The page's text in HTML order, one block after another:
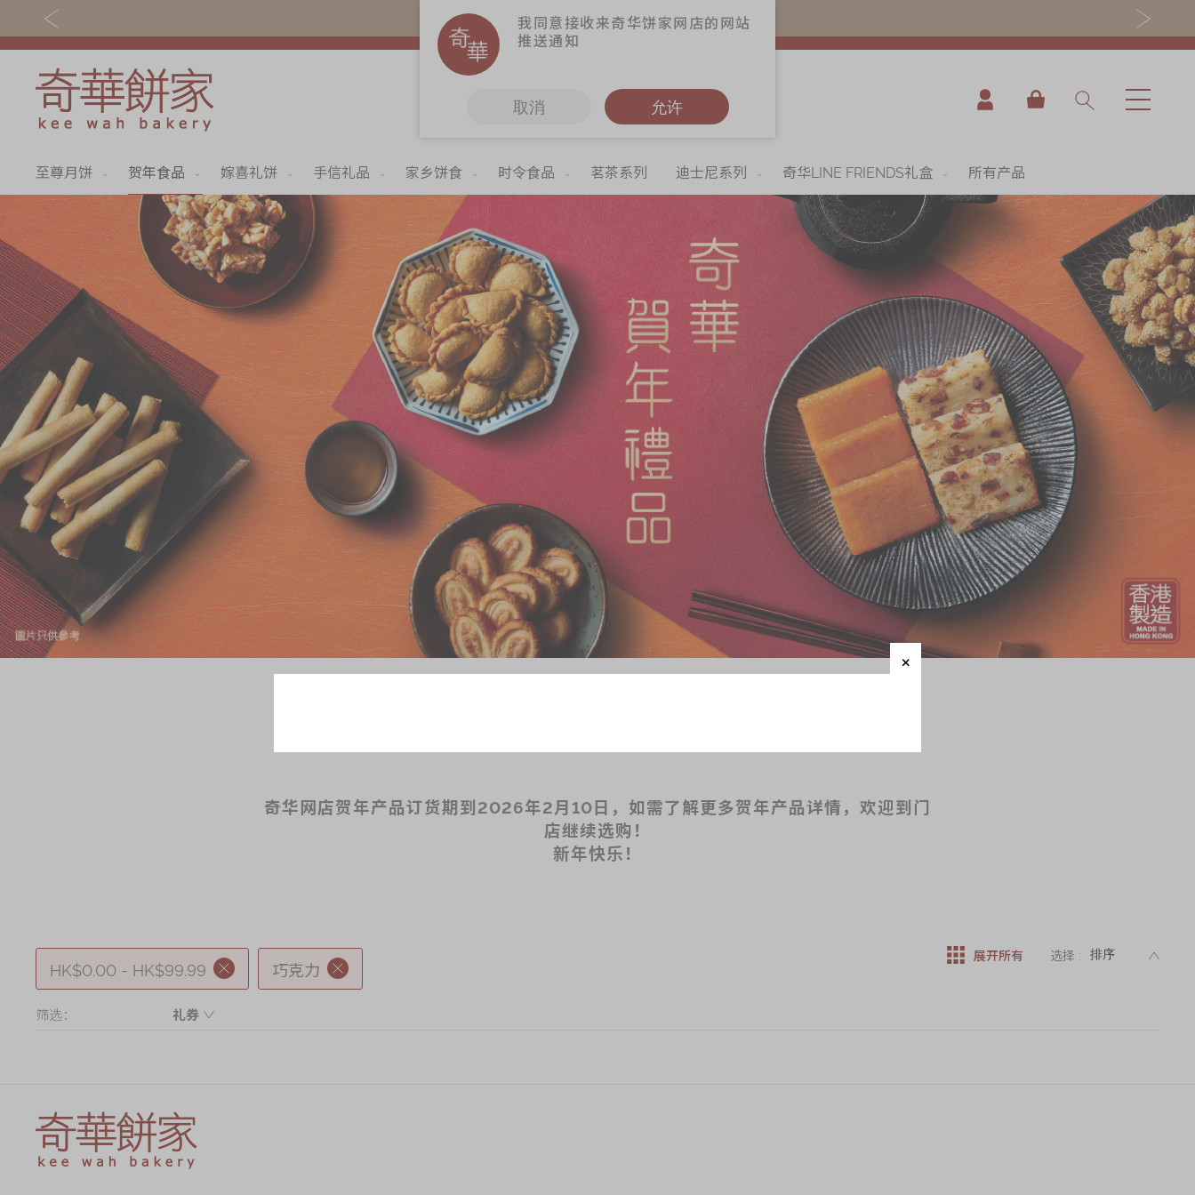
易赏钱会员凭推广码购买现货产品可赚易赏钱($5=1分)
我的购物车
关于奇华
奇华传奇
最新推广
分店网络
商务销售
嫁喜须知
奇华网志
奇华饼食
至尊月饼
贺年食品
嫁喜礼饼
手信礼品
家乡饼食
时令食品
茗茶系列
迪士尼系列
奇华LINE FRIENDS
礼盒
所有产品
产品价目表
更多
奇华Fans
奇华工作坊
奇华茶室
联络奇华
加入奇华
至尊月饼 贺年食品 嫁喜礼饼 手信礼品 家乡饼食 时令食品 茗茶系列 迪士尼系列 奇华LINE FRIENDS礼盒 所有产品
奇华网店贺年产品订货期到2026年2月10日，如需了解更多贺年产品详情，欢迎到门
店继续选购！
新年快乐！
HK$0.00 - HK$99.99 巧克力
筛选：
礼券
展开所有 选择 :
我同意接收来奇华饼家网店的网站
推送通知
取消 允许